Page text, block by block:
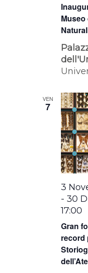
VEN
7
Gran
record
3
-30
17:00